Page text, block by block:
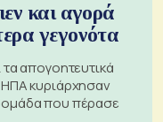
και αγορά
γεγονότα
απογοητευτικά
ΗΠΑ κυριάρχησαν
που πέρασε